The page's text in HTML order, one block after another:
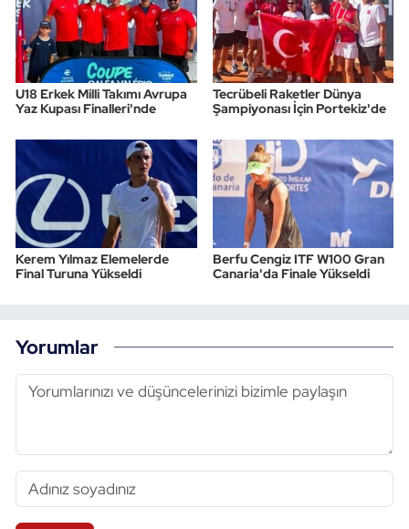
U18 Erkek Milli Takımı Avrupa
Yaz Kupası Finalleri'nde
Tecrübeli Raketler Dünya
Şampiyonası İçin Portekiz'de
Kerem Yılmaz Elemelerde
Final Turuna Yükseldi
Berfu Cengiz ITF W100 Gran
Canaria'da Finale Yükseldi
Yorumlar